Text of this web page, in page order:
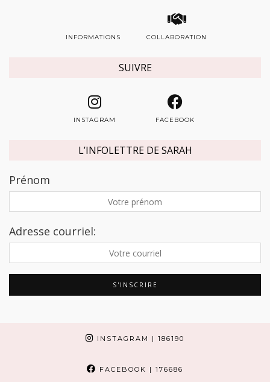
INFORMATIONS COLLABORATION
SUIVRE
INSTAGRAM FACEBOOK
L’INFOLETTRE DE SARAH
Prénom
Adresse courriel:
INSTAGRAM | 186190
FACEBOOK | 176686